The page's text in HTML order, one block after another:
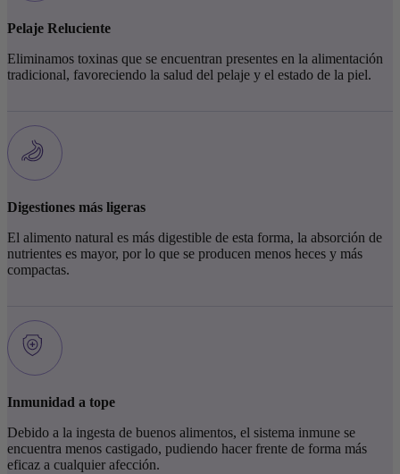
Pelaje Reluciente
Eliminamos toxinas que se encuentran presentes en la alimentación
tradicional, favoreciendo la salud del pelaje y el estado de la piel.
Digestiones más ligeras
El alimento natural es más digestible de esta forma, la absorción de
nutrientes es mayor, por lo que se producen menos heces y más
compactas.
Inmunidad a tope
Debido a la ingesta de buenos alimentos, el sistema inmune se
encuentra menos castigado, pudiendo hacer frente de forma más
eficaz a cualquier afección.